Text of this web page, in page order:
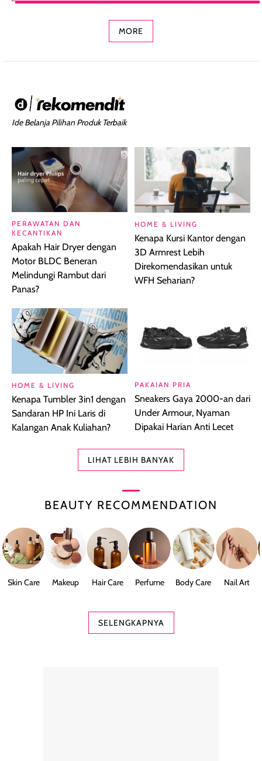
MORE
Ide Belanja Pilihan Produk Terbaik
PERAWATAN DAN
KECANTIKAN
Apakah Hair Dryer dengan
Motor BLDC Beneran
Melindungi Rambut dari
Panas?
HOME & LIVING
Kenapa Kursi Kantor dengan
3D Armrest Lebih
Direkomendasikan untuk
WFH Seharian?
HOME & LIVING
Kenapa Tumbler 3in1 dengan
Sandaran HP Ini Laris di
Kalangan Anak Kuliahan?
PAKAIAN PRIA
Sneakers Gaya 2000-an dari
Under Armour, Nyaman
Dipakai Harian Anti Lecet
LIHAT LEBIH BANYAK
BEAUTY RECOMMENDATION
Skin Care Makeup Hair Care Perfume Body Care Nail Art
SELENGKAPNYA